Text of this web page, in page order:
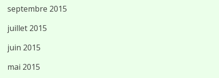
septembre 2015
juillet 2015
juin 2015
mai 2015